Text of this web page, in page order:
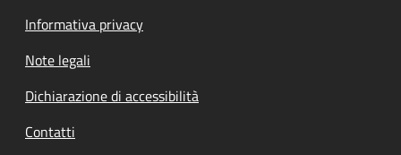
Informativa privacy
Note legali
Dichiarazione di accessibilità
Contatti